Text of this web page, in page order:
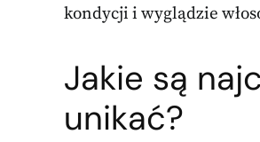
kondycji i wyglądzie
Jakie są
unikać?